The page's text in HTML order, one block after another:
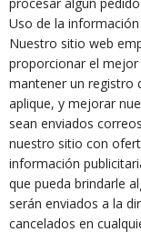
Uso de la
Nuestro sitio web
proporcionar el
mantener un registro
aplique, y mejorar
sean enviados
nuestro sitio con
información
que pueda brindarle
serán enviados a la
cancelados en